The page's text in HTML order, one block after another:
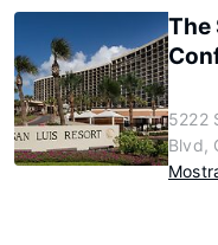
The
5222
Blvd,